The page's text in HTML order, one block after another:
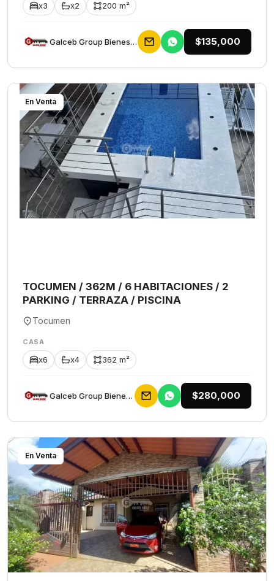
x3 x2 200 m²
Galceb Group Bienes Raices $135,000
En Venta
TOCUMEN / 362M / 6 HABITACIONES / 2
PARKING / TERRAZA / PISCINA
Tocumen
CASA
x6 x4 362 m²
Galceb Group Bienes Raices $280,000
En Venta